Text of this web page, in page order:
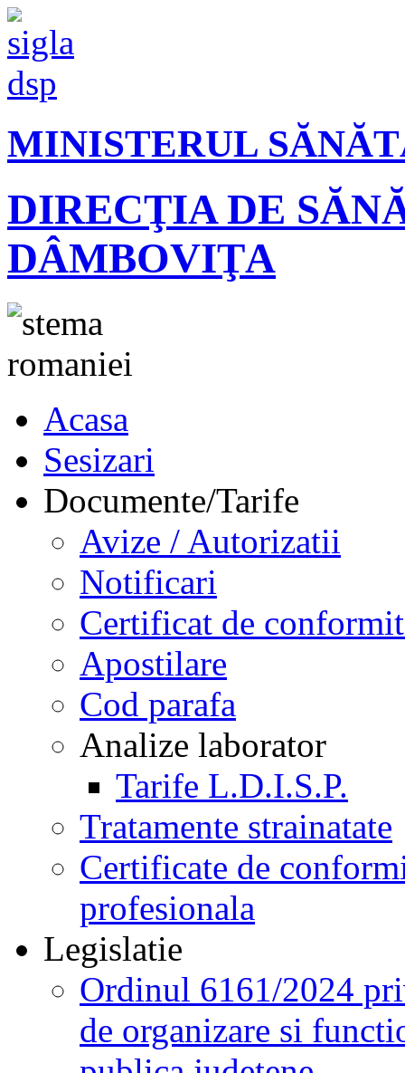
MINISTERUL
DIRECŢIA DE
DÂMBOVIŢA
Acasa
Sesizari
Documente/Tarife
Avize / Autorizatii
Notificari
Certificat de
Apostilare
Cod parafa
Analize laborator
Tarife L.D.I.S.P.
Tratamente strainatate
Certificate de
profesionala
Legislatie
Ordinul 6161/2024
de organizare si